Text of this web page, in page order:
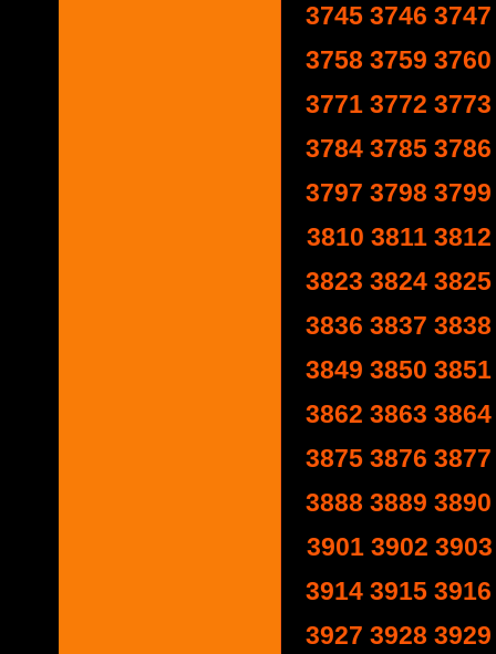
3745 3746 3747
3758 3759 3760
3771 3772 3773
3784 3785 3786
3797 3798 3799
3810 3811 3812
3823 3824 3825
3836 3837 3838
3849 3850 3851
3862 3863 3864
3875 3876 3877
3888 3889 3890
3901 3902 3903
3914 3915 3916
3927 3928 3929